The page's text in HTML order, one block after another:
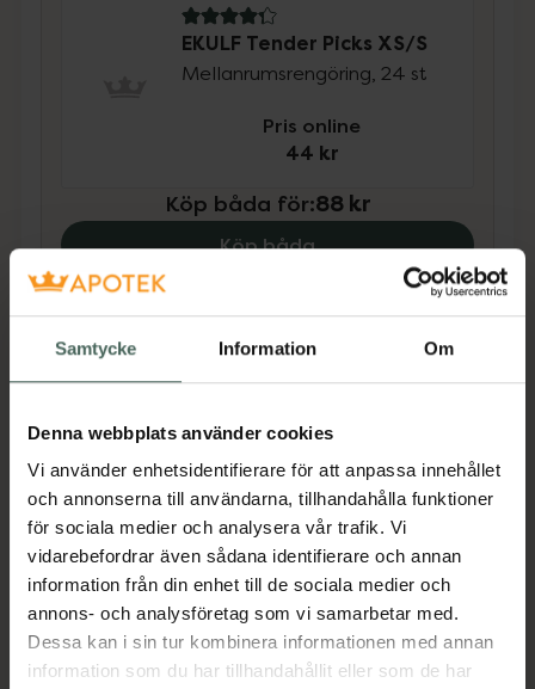
Samtycke Information Om
Denna webbplats använder cookies
Vi använder enhetsidentifierare för att anpassa innehållet
och annonserna till användarna, tillhandahålla funktioner
för sociala medier och analysera vår trafik. Vi
vidarebefordrar även sådana identifierare och annan
information från din enhet till de sociala medier och
annons- och analysföretag som vi samarbetar med.
Dessa kan i sin tur kombinera informationen med annan
information som du har tillhandahållit eller som de har
4.3 av 5 i omdöme
EKULF Tender Picks XS/S
Mellanrumsrengöring, 24 st
Pris online
44 kr
Köp båda för:88 kr
Köp båda
Beskrivning Dölj
vanlig tandpetare och en
mellanrumstandborste. Tandstickan är
triangelformad och böjbar med mjuka
gummifilament för en skonsam rengöring.
Handtaget har en gummerad yta för bästa
möjliga grepp. Varje förpackning levereras
med 24 st tandstickor och ett smidigt
reseetui med plats för sex stycken tandstickor
så att du enkelt och hygieniskt kan ta med